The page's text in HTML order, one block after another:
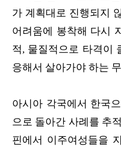
가 계획대로 진행되지
어려움에 봉착해 다시
적, 물질적으로 타격이
응해서 살아가야 하는
아시아 각국에서 한국
으로 돌아간 사례를 추
핀에서 이주여성들을